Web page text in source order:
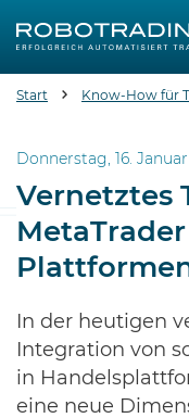
Start Know-How für
Donnerstag, 16. Januar
Vernetztes
In der heutigen
Integration von
in
eine neue